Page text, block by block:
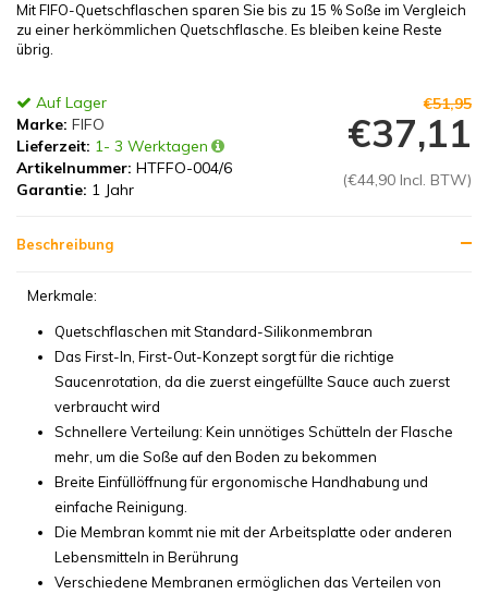
Mit FIFO-Quetschflaschen sparen Sie bis zu 15 % Soße im Vergleich
zu einer herkömmlichen Quetschflasche. Es bleiben keine Reste
übrig.
Auf Lager
Marke: FIFO
Lieferzeit: 1- 3 Werktagen
Artikelnummer: HTFFO-004/6
Garantie: 1 Jahr
€51,95
€37,11
(€44,90 Incl. BTW)
Beschreibung
Merkmale:
Quetschflaschen mit Standard-Silikonmembran
Das First-In, First-Out-Konzept sorgt für die richtige
Saucenrotation, da die zuerst eingefüllte Sauce auch zuerst
verbraucht wird
Schnellere Verteilung: Kein unnötiges Schütteln der Flasche
mehr, um die Soße auf den Boden zu bekommen
Breite Einfüllöffnung für ergonomische Handhabung und
einfache Reinigung.
Die Membran kommt nie mit der Arbeitsplatte oder anderen
Lebensmitteln in Berührung
Verschiedene Membranen ermöglichen das Verteilen von